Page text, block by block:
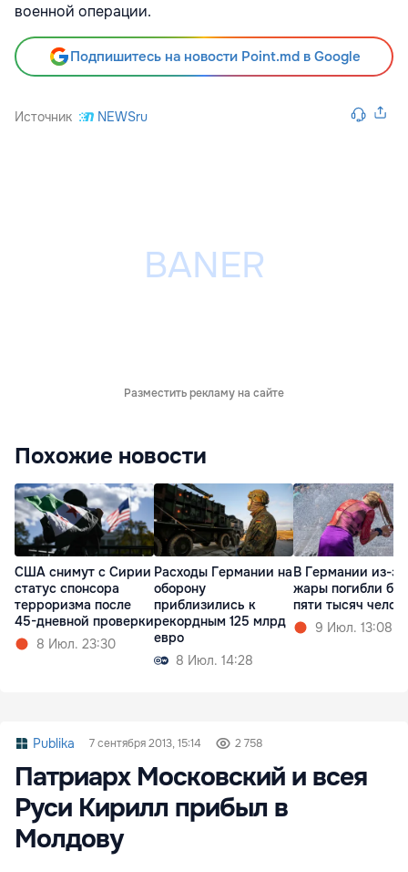
военной операции.
Подпишитесь на новости Point.md в Google
Источник NEWSru
Разместить рекламу на сайте
Похожие новости
США снимут с Сирии
статус спонсора
терроризма после
45-дневной проверки
8 Июл. 23:30
Расходы Германии на
оборону
приблизились к
рекордным 125 млрд
евро
8 Июл. 14:28
В Германии из-за
жары погибли
пяти тысяч
9 Июл. 13:08
Publika 7 сентября 2013, 15:14 2 758
Патриарх Московский и всея
Руси Кирилл прибыл в
Молдову